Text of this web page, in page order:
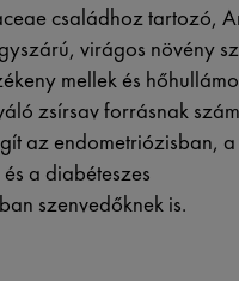
családhoz tartozó,
virágos növény
mellek és
zsírsav forrásnak
az endometriózisban, a
a diabéteszes
szenvedőknek is.